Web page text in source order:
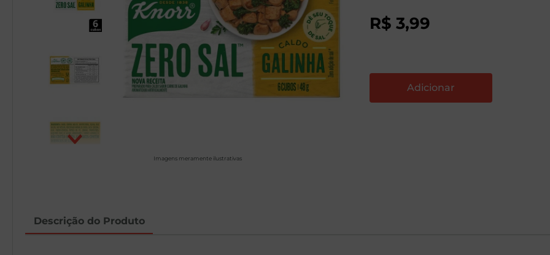
Imagens meramente ilustrativas
R$ 3,99
Descrição do Produto